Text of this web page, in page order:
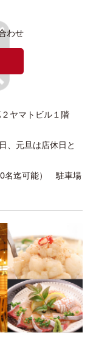
わせ
ヤマトビル１階
、元旦は店休日と
名迄可能） 駐車場